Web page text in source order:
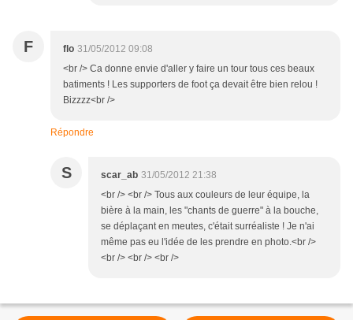
F flo 31/05/2012 09:08
<br /> Ca donne envie d'aller y faire un tour tous ces beaux
batiments ! Les supporters de foot ça devait être bien relou !
Bizzzz<br />
Répondre
S scar_ab 31/05/2012 21:38
<br /> <br /> Tous aux couleurs de leur équipe, la
bière à la main, les "chants de guerre" à la bouche,
se déplaçant en meutes, c'était surréaliste ! Je n'ai
même pas eu l'idée de les prendre en photo.<br />
<br /> <br /> <br />